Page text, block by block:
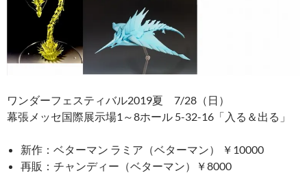
ワンダーフェスティバル2019夏 7/28（日）
幕張メッセ国際展示場1～8ホール 5-32-16「入る＆出る」
新作：ベターマン ラミア（ベターマン） ￥10000
再販：チャンディー（ベターマン）￥8000